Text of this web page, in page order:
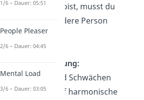
wenn du alleine bist, musst du
häufig an die andere Person
denken.
Perfekte Ergänzung:
Eure Stärken und Schwächen
scheinen sich auf harmonische
1/6 – Dauer: 05:51
People Pleaser
2/6 – Dauer: 04:45
Mental Load
3/6 – Dauer: 03:05